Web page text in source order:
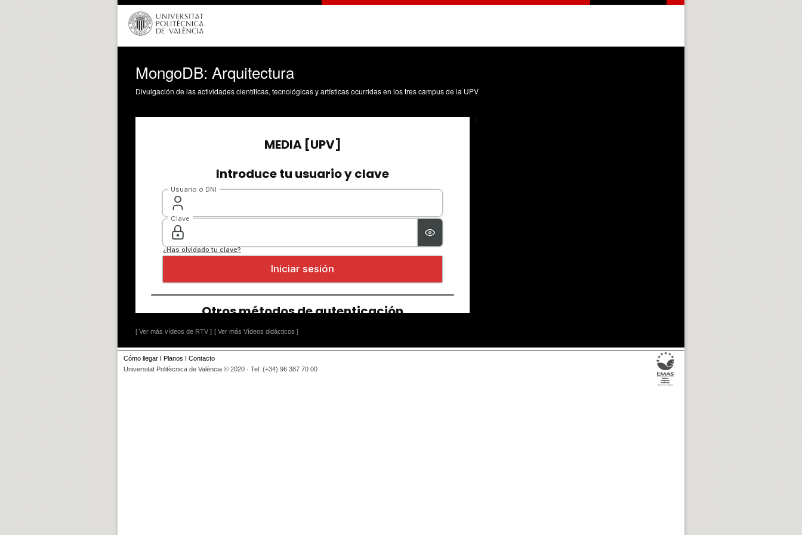
MongoDB: Arquitectura
Divulgación de las actividades científicas, tecnológicas y artísticas ocurridas en los tres campus de la UPV
[ Ver más vídeos de RTV ] [ Ver más Vídeos didácticos ]
Cómo llegar I Planos I Contacto
Universitat Politècnica de València © 2020 · Tel. (+34) 96 387 70 00